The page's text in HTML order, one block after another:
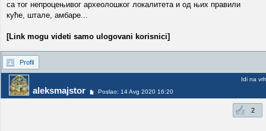
са тог непроцењивог археолошког локалитета и од њих правили
куће, штале, амбаре...
[Link mogu videti samo ulogovani korisnici]
Profil
aleksmajstor Poslao: 14 Avg 2020 16:20
Idi na vrh
2